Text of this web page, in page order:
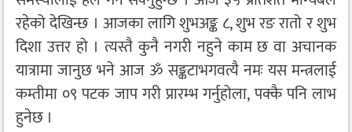
रहेको देखिन्छ । आजका लागि शुभअङ्क ८, शुभ रङ रातो र शुभ
दिशा उत्तर हो । त्यस्तै कुनै नगरी नहुने काम छ वा अचानक
यात्रामा जानुछ भने आज ॐ सङ्कटाभगवत्यै नमः यस मन्त्रलाई
कम्तीमा ०९ पटक जाप गरी प्रारम्भ गर्नुहोला, पक्कै पनि लाभ
हुनेछ ।